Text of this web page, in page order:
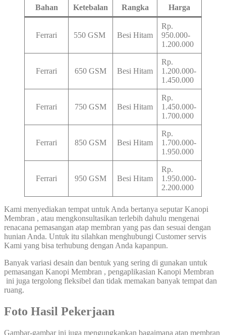
Bahan Ketebalan Rangka Harga
Ferrari 550 GSM Besi Hitam
Rp.
950.000-
1.200.000
Ferrari 650 GSM Besi Hitam
Rp.
1.200.000-
1.450.000
Ferrari 750 GSM Besi Hitam
Rp.
1.450.000-
1.700.000
Ferrari 850 GSM Besi Hitam
Rp.
1.700.000-
1.950.000
Ferrari 950 GSM Besi Hitam
Rp.
1.950.000-
2.200.000
Kami menyediakan tempat untuk Anda bertanya seputar Kanopi
Membran , atau mengkonsultasikan terlebih dahulu mengenai
renacana pemasangan atap membran yang pas dan sesuai dengan
hunian Anda. Untuk itu silahkan menghubungi Customer servis
Kami yang bisa terhubung dengan Anda kapanpun.
Banyak variasi desain dan bentuk yang sering di gunakan untuk
pemasangan Kanopi Membran , pengaplikasian Kanopi Membran
ini juga tergolong fleksibel dan tidak memakan banyak tempat dan
ruang.
Foto Hasil Pekerjaan
Gambar-gambar ini juga mengungkapkan bagaimana atap membran